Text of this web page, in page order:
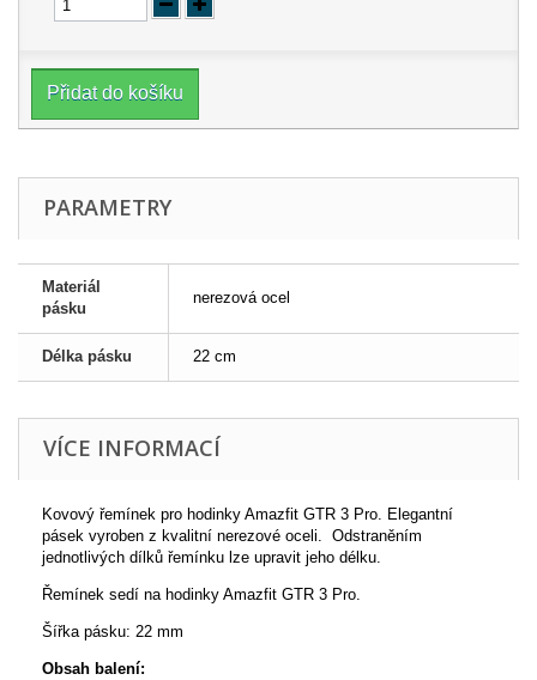
Přidat do košíku
PARAMETRY
Materiál
pásku
nerezová ocel
Délka pásku 22 cm
VÍCE INFORMACÍ
Kovový řemínek pro hodinky Amazfit GTR 3 Pro. Elegantní
pásek vyroben z kvalitní nerezové oceli. Odstraněním
jednotlivých dílků řemínku lze upravit jeho délku.
Řemínek sedí na hodinky Amazfit GTR 3 Pro.
Šířka pásku: 22 mm
Obsah balení: